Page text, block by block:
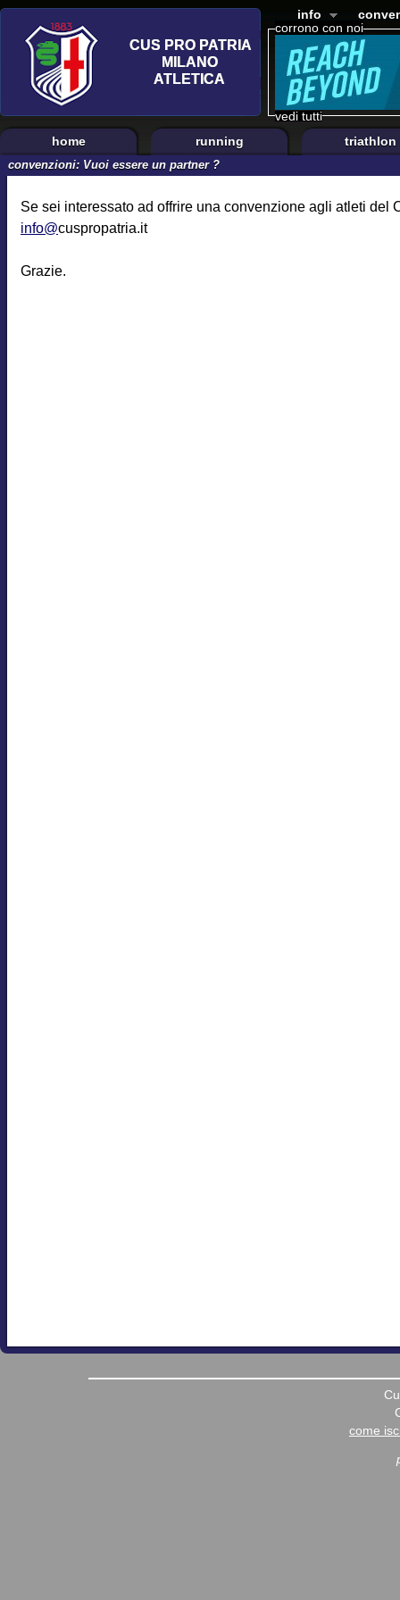
corrono con noi
vedi tutti
info
home running triathlon
convenzioni: Vuoi essere un partner ?
Se sei interessato ad offrire una convenzione agli atleti del
info@cuspropatria.it
Grazie.
come